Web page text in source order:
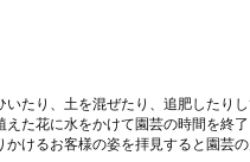
たり、土を混ぜたり、追肥したり
た花に水をかけて園芸の時間を終了
けるお客様の姿を拝見すると園芸